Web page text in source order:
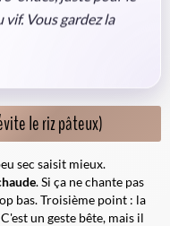
vif. Vous gardez la
le riz pâteux)
sec saisit mieux.
. Si ça ne chante pas
bas. Troisième point : la
un geste bête, mais il